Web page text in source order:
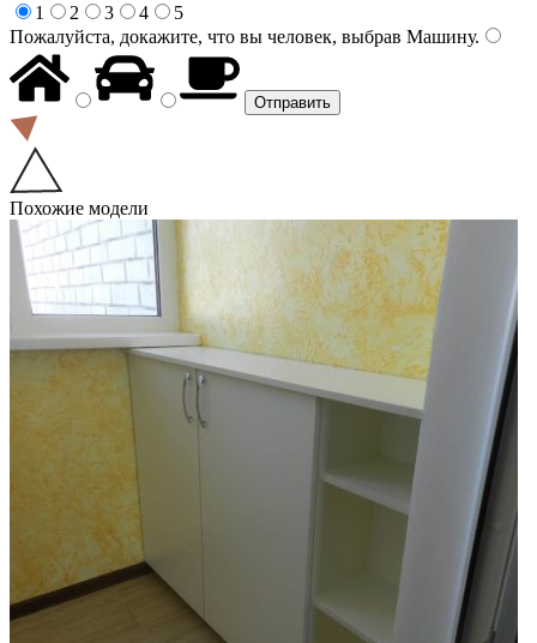
1
2 3 4
5
Пожалуйста, докажите, что вы человек, выбрав Машину.
Похожие модели